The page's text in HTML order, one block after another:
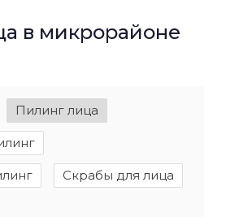
в микрорайоне
Пилинг лица
Скрабы для лица